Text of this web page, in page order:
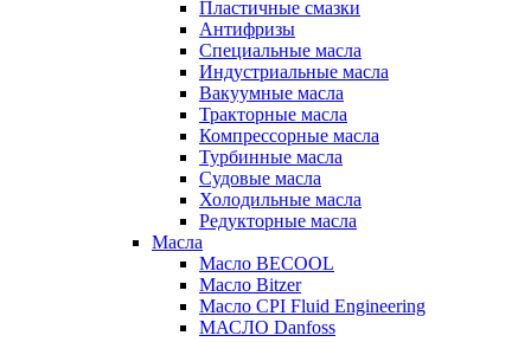
Пластичные смазки
Антифризы
Специальные масла
Индустриальные масла
Вакуумные масла
Тракторные масла
Компрессорные масла
Турбинные масла
Судовые масла
Холодильные масла
Редукторные масла
Масла
Масло BECOOL
Масло Bitzer
Масло CPI Fluid Engineering
МАСЛО Danfoss